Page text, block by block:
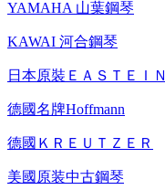
YAMAHA 山葉鋼琴
KAWAI 河合鋼琴
日本原裝ＥＡＳＴＥＩＮ
德國名牌Hoffmann
德國ＫＲＥＵＴＺＥＲ
美國原装中古鋼琴